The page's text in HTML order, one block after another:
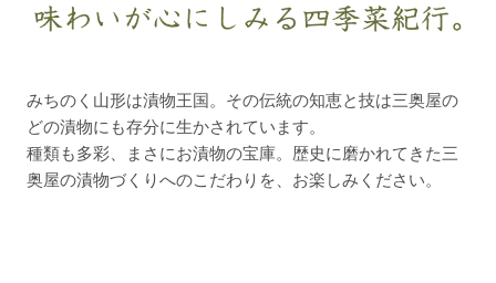
みちのく山形は漬物王国。その伝統の知恵と技は三奥屋の
どの漬物にも存分に生かされています。
種類も多彩、まさにお漬物の宝庫。歴史に磨かれてきた三
奥屋の漬物づくりへのこだわりを、お楽しみください。